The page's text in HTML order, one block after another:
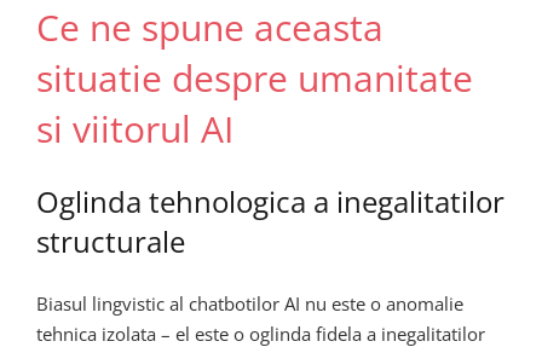
Ce ne spune aceasta
situatie despre umanitate
si viitorul AI
Oglinda tehnologica a inegalitatilor
structurale
Biasul lingvistic al chatbotilor AI nu este o anomalie
tehnica izolata – el este o oglinda fidela a inegalitatilor